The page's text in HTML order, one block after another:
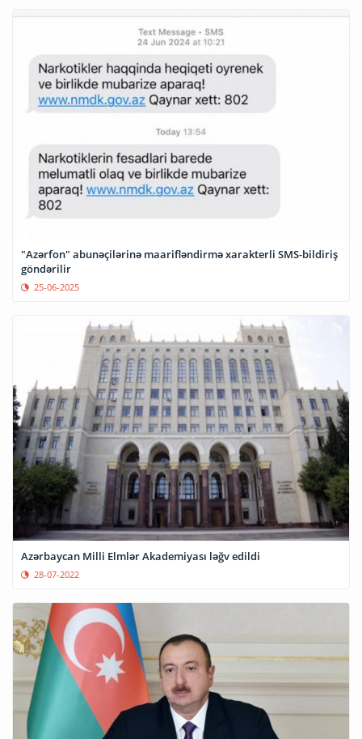
"Azərfon" abunəçilərinə maarifləndirmə xarakterli SMS-bildiriş
göndərilir
25-06-2025
Azərbaycan Milli Elmlər Akademiyası ləğv edildi
28-07-2022